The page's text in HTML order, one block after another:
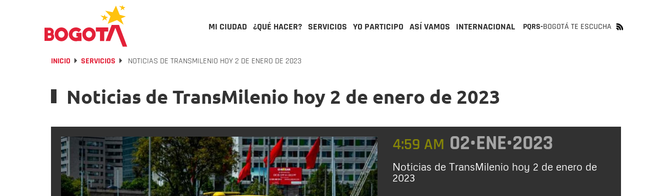
MI CIUDAD ¿QUÉ HACER? SERVICIOS YO PARTICIPO ASÍ VAMOS INTERNACIONAL PQRS-BOGOTÁ TE ESCUCHA
INICIO SERVICIOS NOTICIAS DE TRANSMILENIO HOY 2 DE ENERO DE 2023
Noticias de TransMilenio hoy 2 de enero de 2023
4:59 AM 02•ENE•2023
Noticias de TransMilenio hoy 2 de enero de
2023